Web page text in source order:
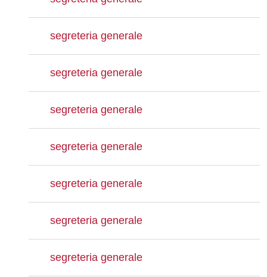
segreteria generale
segreteria generale
segreteria generale
segreteria generale
segreteria generale
segreteria generale
segreteria generale